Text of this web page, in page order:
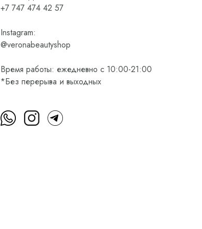
+7 747 474 42 57
Instagram:
@veronabeautyshop
Время работы: ежедневно с 10:00-21:00
*Без перерыва и выходных